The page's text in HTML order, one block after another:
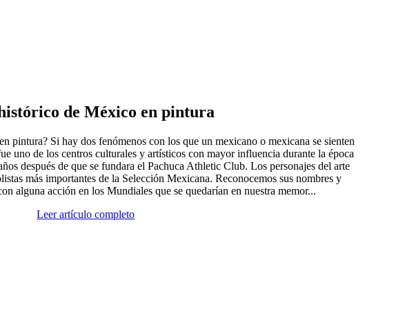
de México en pintura
pintura? Si hay dos fenómenos con los que un mexicano o mexicana se sienten
uno de los centros culturales y artísticos con mayor influencia durante la época
después de que se fundara el Pachuca Athletic Club. Los personajes del arte
más importantes de la Selección Mexicana. Reconocemos sus nombres y
alguna acción en los Mundiales que se quedarían en nuestra memor...
Leer artículo completo